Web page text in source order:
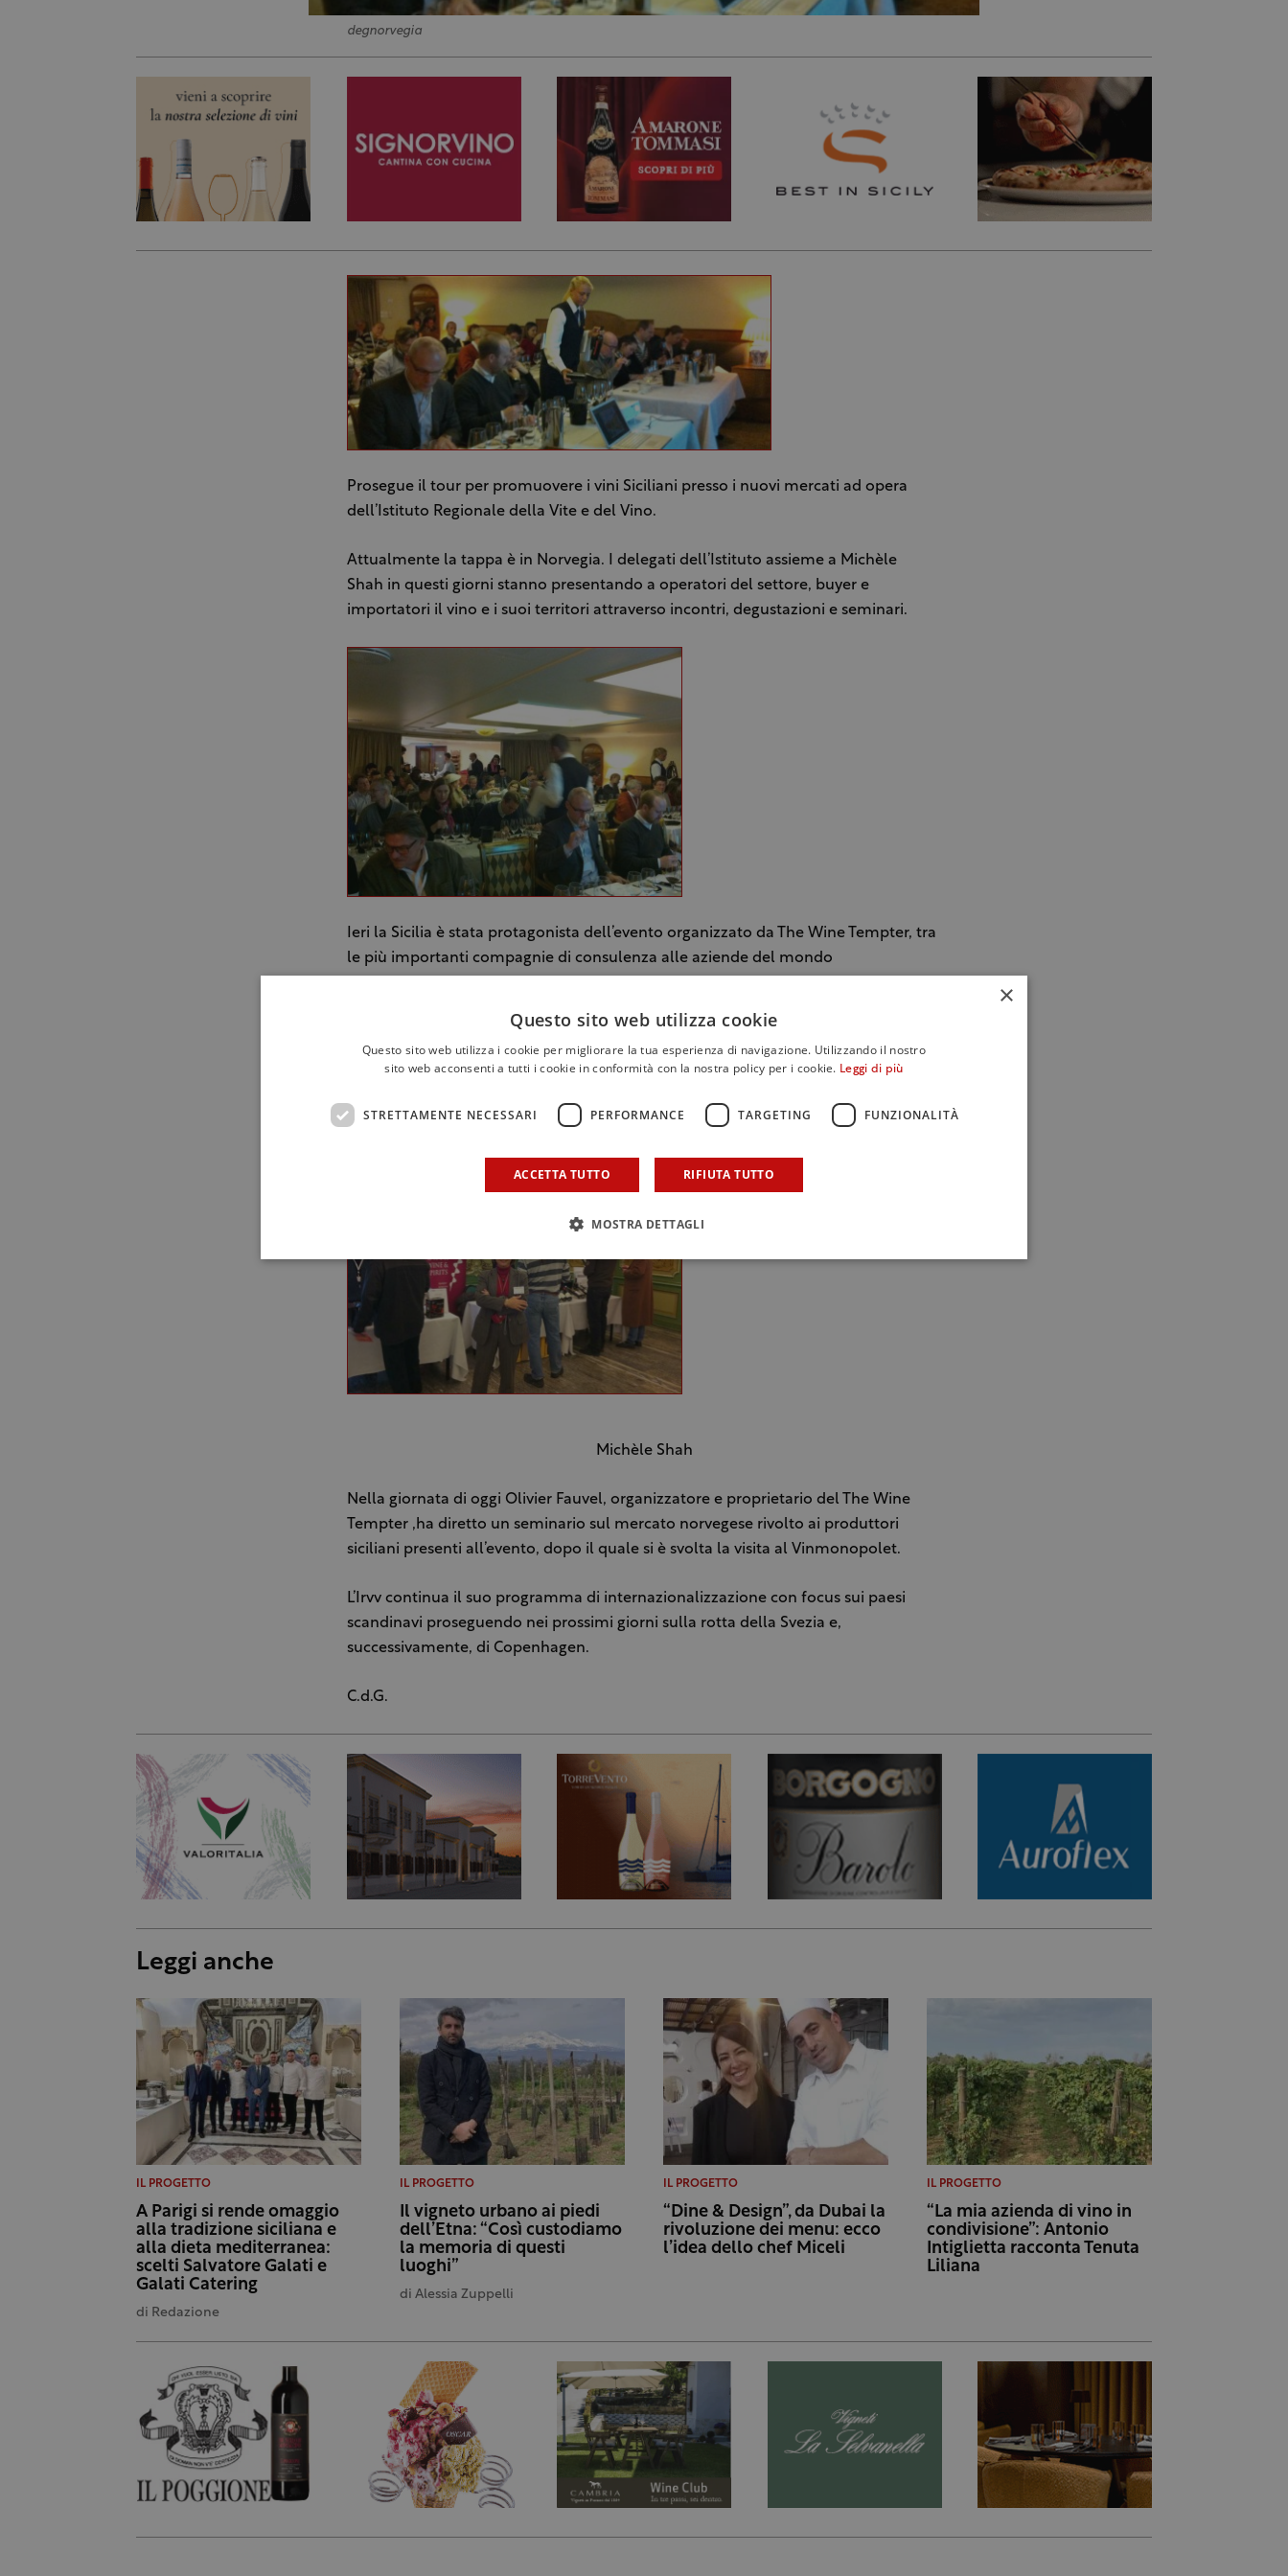
degnorvegia
Prosegue il tour per promuovere i vini Siciliani presso i nuovi mercati ad opera
dell’Istituto Regionale della Vite e del Vino.
Attualmente la tappa è in Norvegia. I delegati dell’Istituto assieme a Michèle
Shah in questi giorni stanno presentando a operatori del settore, buyer e
importatori il vino e i suoi territori attraverso incontri, degustazioni e seminari.
Ieri la Sicilia è stata protagonista dell’evento organizzato da The Wine Tempter, tra
le più importanti compagnie di consulenza alle aziende del mondo
ristoratori rinomati del Paese. Si è articolato con una sessione di analisi sensoriale
condotta dal giornalista e Master of Wine Arne Ronold, l’unico MW norvegese,
seguito nel pomeriggio il walk around tasting.
Michèle Shah
Nella giornata di oggi Olivier Fauvel, organizzatore e proprietario del The Wine
Tempter ,ha diretto un seminario sul mercato norvegese rivolto ai produttori
siciliani presenti all’evento, dopo il quale si è svolta la visita al Vinmonopolet.
L’Irvv continua il suo programma di internazionalizzazione con focus sui paesi
scandinavi proseguendo nei prossimi giorni sulla rotta della Svezia e,
successivamente, di Copenhagen.
C.d.G.
Leggi anche
IL PROGETTO
A Parigi si rende omaggio
alla tradizione siciliana e
alla dieta mediterranea:
scelti Salvatore Galati e
Galati Catering
di Redazione
IL PROGETTO
Il vigneto urbano ai piedi
dell’Etna: “Così custodiamo
la memoria di questi
luoghi”
di Alessia Zuppelli
IL PROGETTO
“Dine & Design”, da Dubai la
rivoluzione dei menu: ecco
l’idea dello chef Miceli
IL PROGETTO
“La mia azienda di vino in
condivisione”: Antonio
Intiglietta racconta Tenuta
Liliana
×
Questo sito web utilizza cookie
Questo sito web utilizza i cookie per migliorare la tua esperienza di navigazione. Utilizzando il nostro
sito web acconsenti a tutti i cookie in conformità con la nostra policy per i cookie. Leggi di più
STRETTAMENTE NECESSARI PERFORMANCE TARGETING FUNZIONALITÀ
ACCETTA TUTTO RIFIUTA TUTTO
MOSTRA DETTAGLI